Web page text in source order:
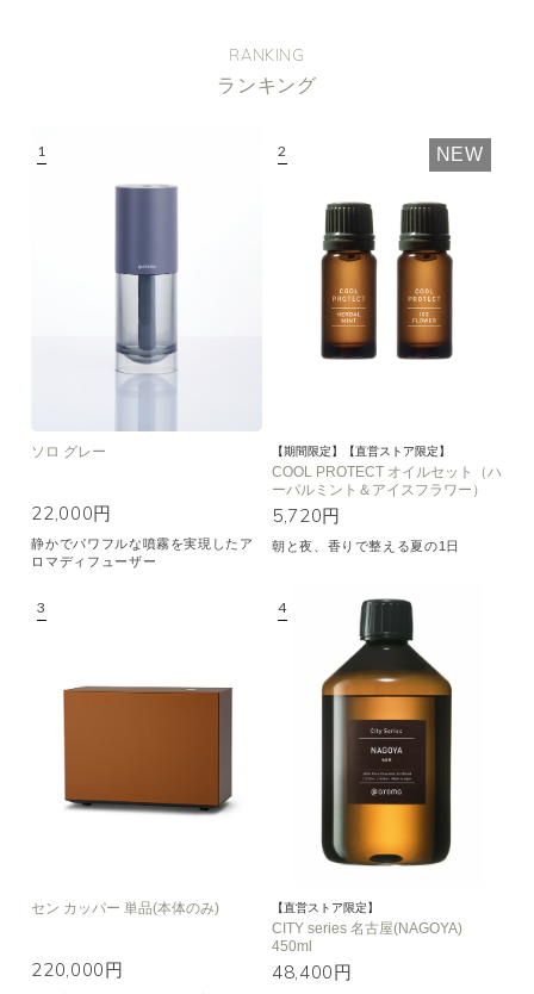
RANKING
ランキング
ソロ グレー
22,000円
静かでパワフルな噴霧を実現したア
ロマディフューザー
NEW
【期間限定】【直営ストア限定】
COOL PROTECT オイルセット（ハ
ーバルミント＆アイスフラワー）
5,720円
朝と夜、香りで整える夏の1日
セン カッパー 単品(本体のみ)
220,000円
【直営ストア限定】
CITY series 名古屋(NAGOYA)
450ml
48,400円